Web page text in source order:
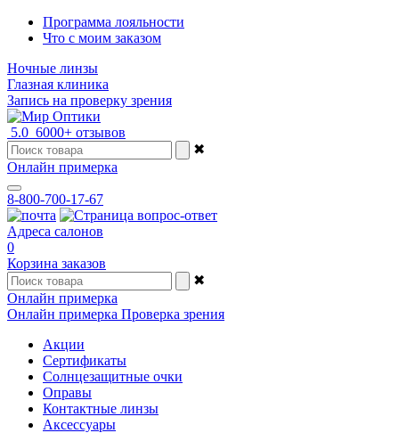
Программа лояльности
Что с моим заказом
Ночные линзы
Глазная клиника
Запись на проверку зрения
5.0 6000+ отзывов
✖
Онлайн примерка
8-800-700-17-67
Адреса салонов
0
Корзина заказов
✖
Онлайн примерка
Онлайн примерка Проверка зрения
Акции
Сертификаты
Солнцезащитные очки
Оправы
Контактные линзы
Аксессуары